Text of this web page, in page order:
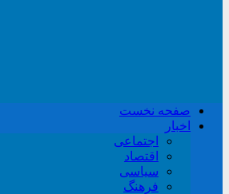
صفحه نخست
اخبار
اجتماعی
اقتصاد
سیاسی
فرهنگ